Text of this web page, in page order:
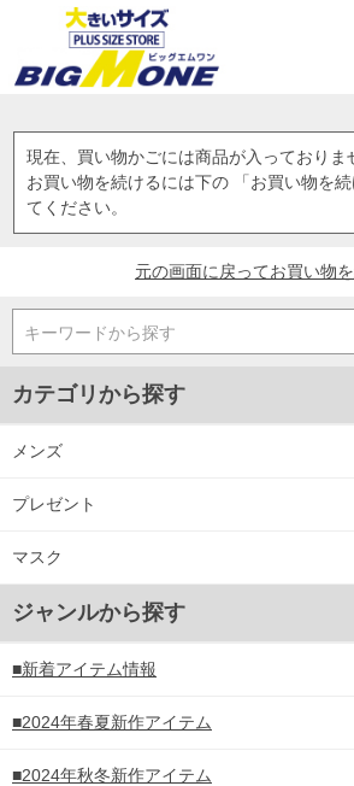
現在、買い物かごには商品が入っておりま
お買い物を続けるには下の 「お買い物を
てください。
元の画面に戻ってお買い物
キーワードから探す
カテゴリから探す
メンズ
プレゼント
マスク
ジャンルから探す
■新着アイテム情報
■2024年春夏新作アイテム
■2024年秋冬新作アイテム